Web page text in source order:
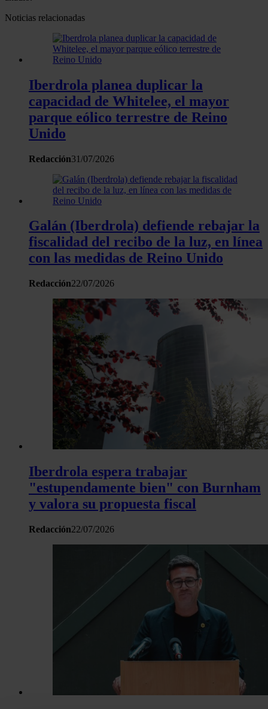
Noticias relacionadas
Iberdrola planea duplicar la
capacidad de Whitelee, el mayor
parque eólico terrestre de Reino
Unido
Redacción31/07/2026
Galán (Iberdrola) defiende rebajar la
fiscalidad del recibo de la luz, en línea
con las medidas de Reino Unido
Redacción22/07/2026
Iberdrola espera trabajar
"estupendamente bien" con Burnham
y valora su propuesta fiscal
Redacción22/07/2026